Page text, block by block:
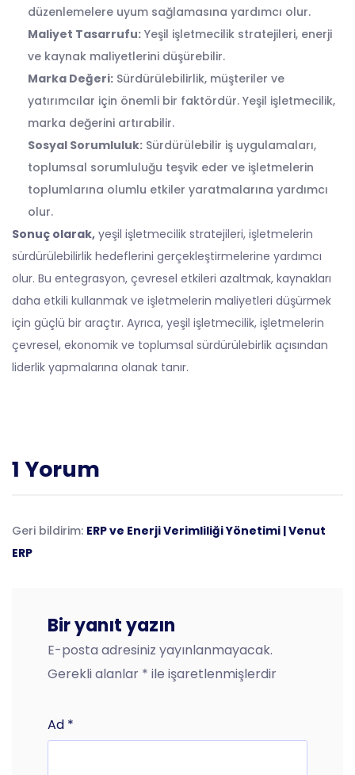
düzenlemelere uyum sağlamasına yardımcı olur.
Maliyet Tasarrufu: Yeşil işletmecilik stratejileri, enerji
ve kaynak maliyetlerini düşürebilir.
Marka Değeri: Sürdürülebilirlik, müşteriler ve
yatırımcılar için önemli bir faktördür. Yeşil işletmecilik,
marka değerini artırabilir.
Sosyal Sorumluluk: Sürdürülebilir iş uygulamaları,
toplumsal sorumluluğu teşvik eder ve işletmelerin
toplumlarına olumlu etkiler yaratmalarına yardımcı
olur.
Sonuç olarak, yeşil işletmecilik stratejileri, işletmelerin
sürdürülebilirlik hedeflerini gerçekleştirmelerine yardımcı
olur. Bu entegrasyon, çevresel etkileri azaltmak, kaynakları
daha etkili kullanmak ve işletmelerin maliyetleri düşürmek
için güçlü bir araçtır. Ayrıca, yeşil işletmecilik, işletmelerin
çevresel, ekonomik ve toplumsal sürdürülebirlik açısından
liderlik yapmalarına olanak tanır.
1 Yorum
Geri bildirim: ERP ve Enerji Verimliliği Yönetimi | Venut
ERP
Bir yanıt yazın
E-posta adresiniz yayınlanmayacak.
Gerekli alanlar * ile işaretlenmişlerdir
Ad *